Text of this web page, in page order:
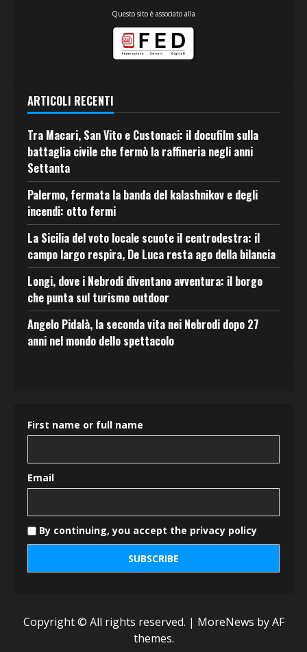
Questo sito è associato alla
ARTICOLI RECENTI
Tra Macari, San Vito e Custonaci: il docufilm sulla
battaglia civile che fermò la raffineria negli anni
Settanta
Palermo, fermata la banda del kalashnikov e degli
incendi: otto fermi
La Sicilia del voto locale scuote il centrodestra: il
campo largo respira, De Luca resta ago della bilancia
Longi, dove i Nebrodi diventano avventura: il borgo
che punta sul turismo outdoor
Angelo Pidalà, la seconda vita nei Nebrodi dopo 27
anni nel mondo dello spettacolo
First name or full name
Email
By continuing, you accept the privacy policy
Copyright © All rights reserved. | MoreNews by AF
themes.